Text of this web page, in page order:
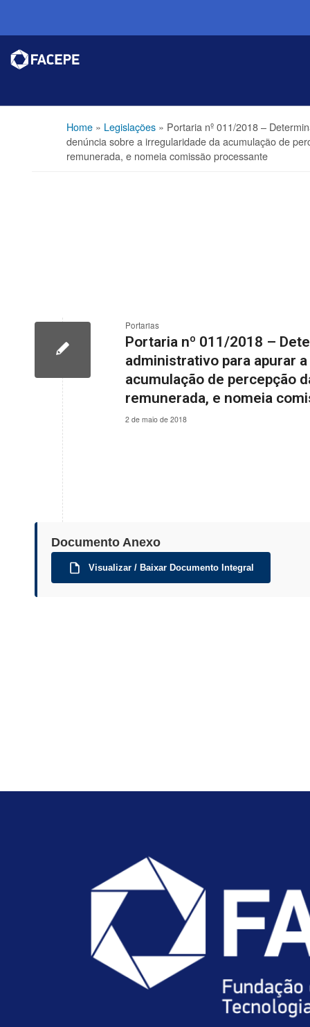
Home» Legislações» Portaria nº 011/2018 –
denúncia sobre a irregularidade da acumulação de
remunerada, e nomeia comissão processante
Portarias
Portaria nº 011/2018 –
administrativo para apurar
acumulação de percepção
remunerada, e nomeia
2 de maio de 2018
Documento Anexo
Visualizar / Baixar Documento Integral